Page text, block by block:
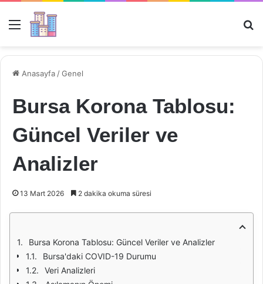
Menü
Anasayfa /Genel
Bursa Korona Tablosu:
Güncel Veriler ve
Analizler
13 Mart 2026 2 dakika okuma süresi
Bursa Korona Tablosu: Güncel Veriler ve Analizler
Bursa'daki COVID-19 Durumu
Veri Analizleri